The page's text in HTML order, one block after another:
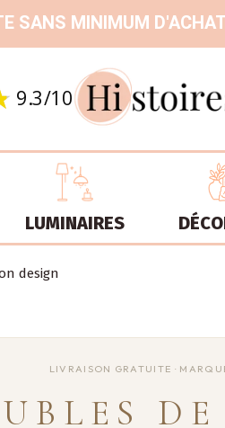
SANS MINIMUM
9.3/10
LUMINAIRES
design